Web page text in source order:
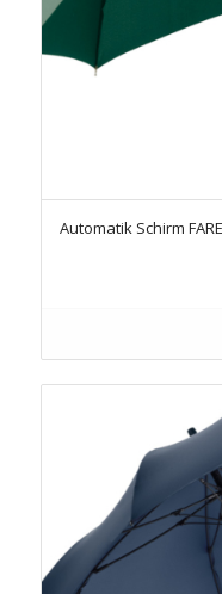
Automatik Schirm